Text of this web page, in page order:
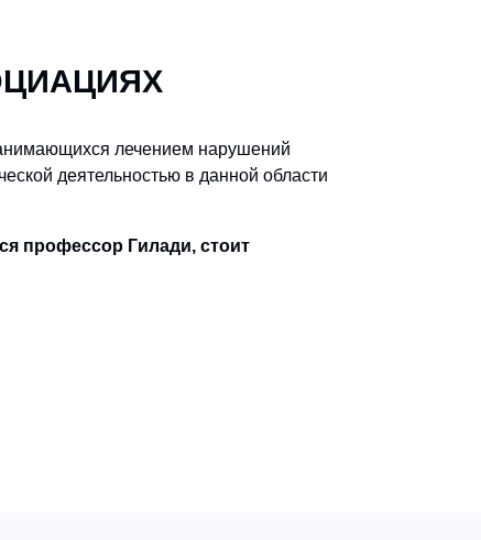
лечением нарушений
деятельностью в данной области
профессор Гилади, стоит